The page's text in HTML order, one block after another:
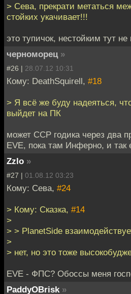
> Сева, прекрати метаться
стойких укачивает!!!
это тупичок, нестойким тут
черноморец »
#26 | 28.07.12 10:31
Кому: DeathSquirell, #18
> Я всё же буду надеяться,
выйдет на ПК
может ССР годика через два
EVE, пока там Инферно, и так
Zzlo »
#27 | 01.08.12 03:23
Кому: Сева, #24
> Кому: Сказка, #14
>
> > PlanetSide
>
> нет, но это тоже
EVE - ФПС? Обоссы меня
PaddyOBrisk »